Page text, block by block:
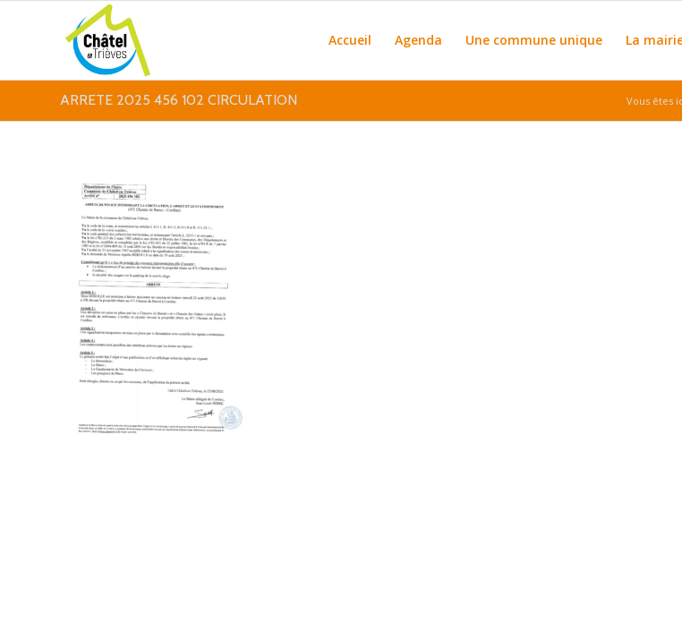
Accueil Agenda Une commune unique La
ARRETE 2025 456 102 CIRCULATION Vous êtes